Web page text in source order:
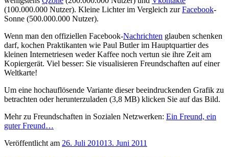
(100.000.000 Nutzer). Kleine Lichter im Vergleich zurFacebook-
Sonne (500.000.000 Nutzer).
Wenn man den offiziellen Facebook-Nachrichten glauben schenken
darf, kochen Praktikanten wie Paul Butler im Hauptquartier des
kleinen Internetriesen weder Kaffee noch vertun sie ihre Zeit am
Kopiergerät. Viel besser: Sie visualisieren Freundschaften auf einer
Weltkarte!
Um eine hochauflösende Variante dieser beeindruckenden Grafik zu
betrachten oder herunterzuladen (3,8 MB) klicken Sie auf das Bild.
Mehr zu Freundschaften in Sozialen Netzwerken: Ein Freund, ein
guter Freund…
Veröffentlicht am 26. Juli 201013. Juni 2011